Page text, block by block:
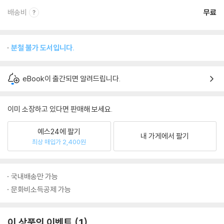
배송비 무료
분철 불가 도서입니다.
eBook이 출간되면 알려드립니다.
이미 소장하고 있다면 판매해 보세요.
예스24에 팔기
최상 매입가 2,400원
내 가게에서 팔기
국내배송만 가능
문화비소득공제 가능